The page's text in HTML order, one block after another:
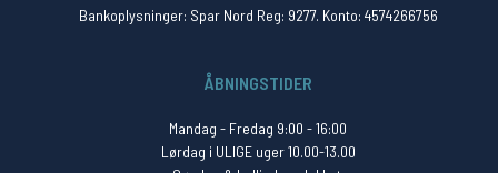
Bankoplysninger: Spar Nord Reg: 9277. Konto: 4574266756
ÅBNINGSTIDER
Mandag - Fredag 9:00 - 16:00
Lørdag i ULIGE uger 10.00-13.00